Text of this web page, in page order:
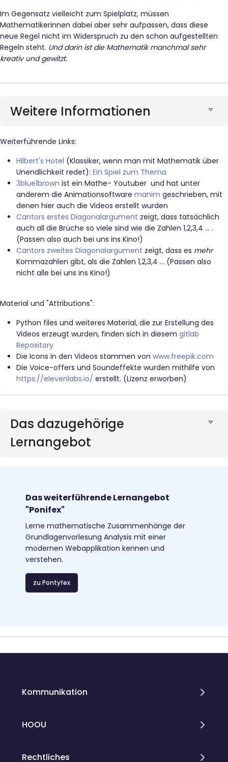
Im Gegensatz vielleicht zum Spielplatz, müssen
Mathematikerinnen dabei aber sehr aufpassen, dass diese
neue Regel nicht im Widerspruch zu den schon aufgestellten
Regeln steht. Und darin ist die Mathematik manchmal sehr
kreativ und gewitzt.
Weitere Informationen
Weiterführende Links:
Hilbert's Hotel (Klassiker, wenn man mit Mathematik über
Unendlichkeit redet): Ein Spiel zum Thema
3blue1brown ist ein Mathe- Youtuber und hat unter
anderem die Animationsoftware manim geschrieben, mit
denen hier auch die Videos erstellt wurden
Cantors erstes Diagonalargument zeigt, dass tatsächlich
auch all die Brüche so viele sind wie die Zahlen 1,2,3,4 ... .
(Passen also auch bei uns ins Kino!)
Cantors zweites Diagonalargument zeigt, dass es mehr
Kommazahlen gibt, als die Zahlen 1,2,3,4 ... (Passen also
nicht alle bei uns ins Kino!)
Material und "Attributions":
Python files und weiteres Material, die zur Erstellung des
Videos erzeugt wurden, finden sich in diesem gitlab
Repository
Die Icons in den Videos stammen von www.freepik.com
Die Voice-offers und Soundeffekte wurden mithilfe von
https://elevenlabs.io/ erstellt. (Lizenz erworben)
Das dazugehörige
Lernangebot
Das weiterführende Lernangebot
"Ponifex"
Lerne mathematische Zusammenhänge der
Grundlagenvorlesung Analysis mit einer
modernen Webapplikation kennen und
verstehen.
zu Pontyfex
Kommunikation
HOOU
Rechtliches